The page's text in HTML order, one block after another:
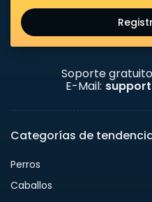
Soporte
E-Mail:
Categorías de
Perros
Caballos